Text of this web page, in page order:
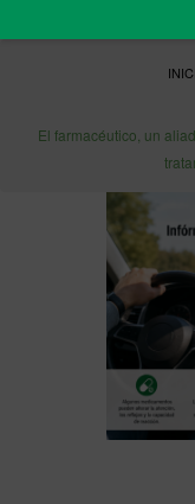
El farmacéutico, un